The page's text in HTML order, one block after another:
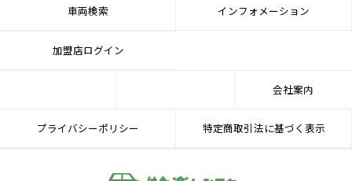
車両検索 インフォメーション
加盟店ログイン
会社案内
プライバシーポリシー 特定商取引法に基づく表示